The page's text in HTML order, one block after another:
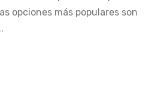
opciones más populares son